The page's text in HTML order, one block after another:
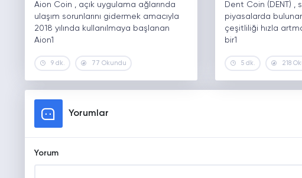
Aion Coin , açık uygulama ağlarında
ulaşım sorunlarını gidermek amacıyla
2018 yılında kullanılmaya başlanan
Aion1
9 dk. 77 Okundu
Dent Coin (DENT) ,
piyasalarda
çeşitliliği hızla
bir1
5 dk. 218
Yorumlar
Yorum